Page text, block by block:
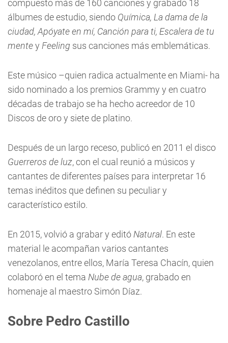
compuesto más de 160 canciones y grabado 18
álbumes de estudio, siendo Química, La dama de la
ciudad, Apóyate en mí, Canción para ti, Escalera de tu
mentey Feeling sus canciones más emblemáticas.
Este músico –quien radica actualmente en Miami- ha
sido nominado a los premios Grammy y en cuatro
décadas de trabajo se ha hecho acreedor de 10
Discos de oro y siete de platino.
Después de un largo receso, publicó en 2011 el disco
Guerreros de luz, con el cual reunió a músicos y
cantantes de diferentes países para interpretar 16
temas inéditos que definen su peculiar y
característico estilo.
En 2015, volvió a grabar y editó Natural. En este
material le acompañan varios cantantes
venezolanos, entre ellos, María Teresa Chacín, quien
colaboró en el tema Nube de agua, grabado en
homenaje al maestro Simón Díaz.
Sobre Pedro Castillo